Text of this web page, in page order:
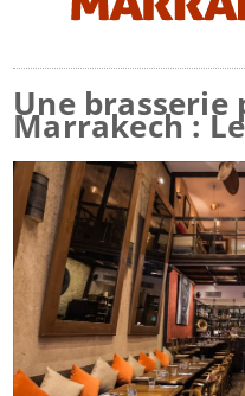
Une brasserie
Marrakech :